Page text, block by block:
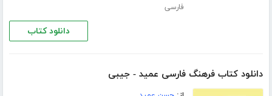
فارسی
دانلود کتاب
دانلود کتاب فرهنگ فارسی عمید - جیبی